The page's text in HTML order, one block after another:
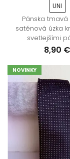
UNI
Pánska
saténová úzka
svetlejšími
8,90 €
NOVINKY